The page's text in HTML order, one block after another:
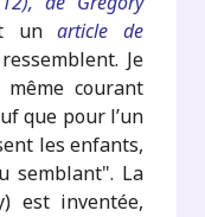
unarticle de
Je
courant
que pour l’un
les enfants,
semblant". La
est inventée,